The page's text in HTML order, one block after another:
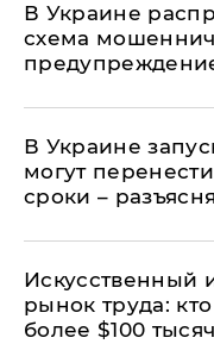
В Украине
схема
В Украине
могут
сроки –
Искусственный
рынок труда:
более $100